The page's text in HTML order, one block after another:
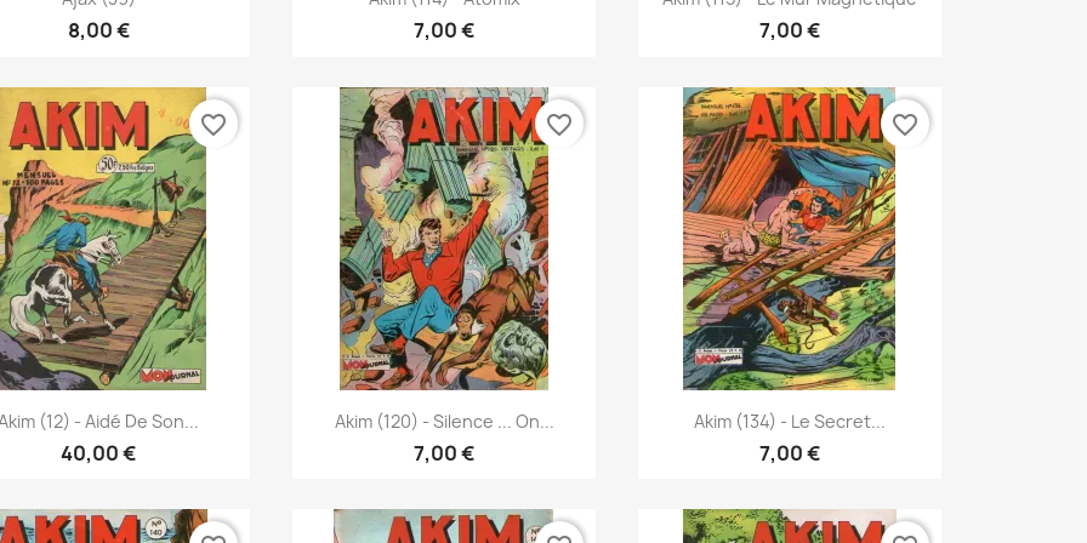
8,00 € 7,00 € 7,00 €
Vista rápida
(12) - Aidé De Son...
40,00 €
favorite_border
Vista rápida
Akim (120) - Silence ... On...
7,00 €
favorite_border
Vista rápida
Akim (134) - Le Secret...
7,00 €
favorite_border